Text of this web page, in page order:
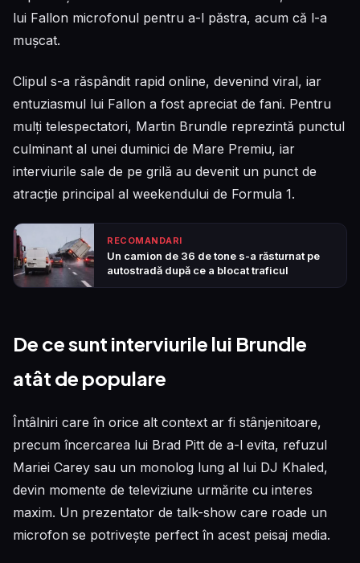
lui Fallon microfonul pentru a-l păstra, acum că l-a
mușcat.
Clipul s-a răspândit rapid online, devenind viral, iar
entuziasmul lui Fallon a fost apreciat de fani. Pentru
mulți telespectatori, Martin Brundle reprezintă punctul
culminant al unei duminici de Mare Premiu, iar
interviurile sale de pe grilă au devenit un punct de
atracție principal al weekendului de Formula 1.
RECOMANDARI
Un camion de 36 de tone s-a răsturnat pe
autostradă după ce a blocat traficul
De ce sunt interviurile lui Brundle
atât de populare
Întâlniri care în orice alt context ar fi stânjenitoare,
precum încercarea lui Brad Pitt de a-l evita, refuzul
Mariei Carey sau un monolog lung al lui DJ Khaled,
devin momente de televiziune urmărite cu interes
maxim. Un prezentator de talk-show care roade un
microfon se potrivește perfect în acest peisaj media.